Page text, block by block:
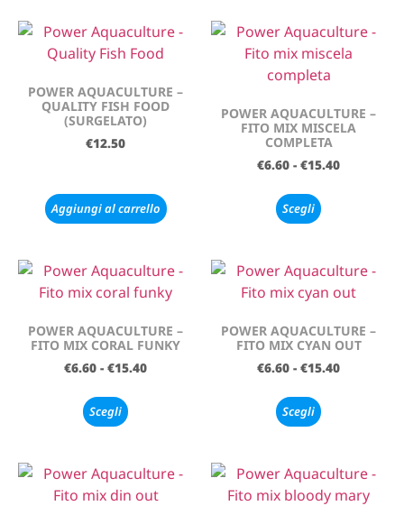
POWER AQUACULTURE –
QUALITY FISH FOOD
(SURGELATO)
€12.50
Aggiungi al carrello
POWER AQUACULTURE –
FITO MIX MISCELA
COMPLETA
€6.60 - €15.40
Scegli
POWER AQUACULTURE –
FITO MIX CORAL FUNKY
€6.60 - €15.40
Scegli
POWER AQUACULTURE –
FITO MIX CYAN OUT
€6.60 - €15.40
Scegli